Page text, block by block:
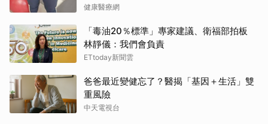
健康醫療網
「毒油20％標準」專家建議、衛福部拍板
林靜儀：我們會負責
ETtoday新聞雲
爸爸最近變健忘了？醫揭「基因＋生活」雙
重風險
中天電視台